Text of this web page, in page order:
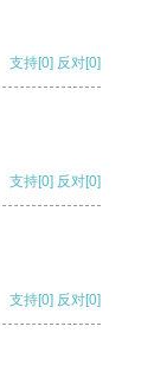
支持[0] 反对[0]
支持[0] 反对[0]
支持[0] 反对[0]